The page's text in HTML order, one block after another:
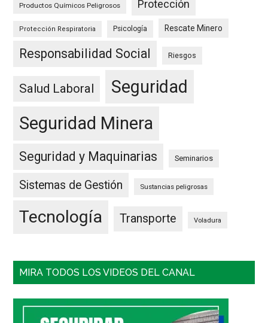
Productos Químicos Peligrosos Protección
Protección Respiratoria Psicología Rescate Minero
Responsabilidad Social Riesgos
Salud Laboral
Seguridad
Seguridad Minera
Seguridad y Maquinarias Seminarios
Sistemas de Gestión Sustancias peligrosas
Tecnología Transporte Voladura
MIRA TODOS LOS VIDEOS DEL CANAL